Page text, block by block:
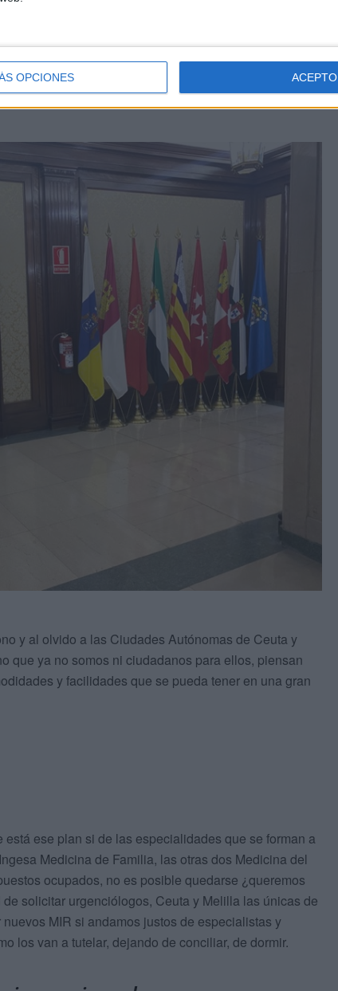
OPCIONES ACEPTO
y al olvido a las Ciudades Autónomas de Ceuta y
que ya no somos ni ciudadanos para ellos, piensan
y facilidades que se pueda tener en una gran
ese plan si de las especialidades que se forman a
Medicina de Familia, las otras dos Medicina del
ocupados, no es posible quedarse ¿queremos
solicitar urgenciólogos, Ceuta y Melilla las únicas de
MIR si andamos justos de especialistas y
los van a tutelar, dejando de conciliar, de dormir.